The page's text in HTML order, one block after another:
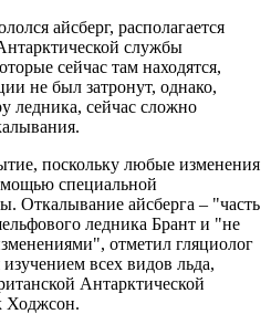
айсберг, располагается
службы
сейчас там находятся,
не был затронут, однако,
ледника, сейчас сложно
поскольку любые изменения
специальной
Откалывание айсберга – "часть
ледника Брант и "не
отметил гляциолог
всех видов льда,
Антарктической
Ходжсон.